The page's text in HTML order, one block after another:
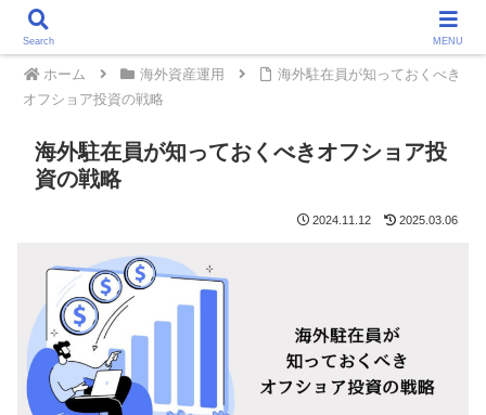
ホーム 海外資産運用
海外駐在員が知っておくべき
オフショア投資の戦略
海外駐在員が知っておくべきオフショア投
資の戦略
2024.11.12 2025.03.06
Search MENU